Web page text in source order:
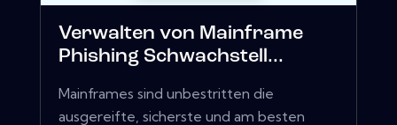
Verwalten von Mainframe
Phishing Schwachstell...
Mainframes sind unbestritten die
ausgereifte, sicherste und am besten